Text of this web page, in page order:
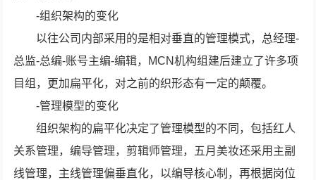
-组织架构的变化
以往公司内部采用的是相对垂直的管理模式，总经理-
总监-总编-账号主编-编辑，MCN机构组建后建立了许多项
目组，更加扁平化，对之前的织形态有一定的颠覆。
-管理模型的变化
组织架构的扁平化决定了管理模型的不同，包括红人
关系管理，编导管理，剪辑师管理，五月美妆还采用主副
线管理，主线管理偏垂直化，以编导核心制，再根据岗位